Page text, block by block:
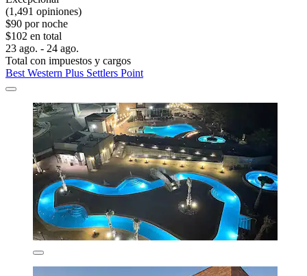
(1,491 opiniones)
$90 por noche
$102 en total
23 ago. - 24 ago.
Total con impuestos y cargos
Best Western Plus Settlers Point